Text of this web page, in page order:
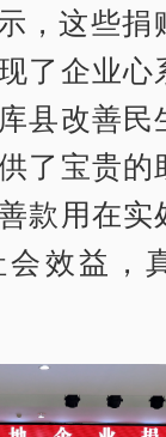
，这些捐
了企业心
县改善民
了宝贵的
款用在实
效益，